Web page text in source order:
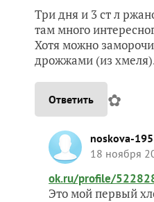
Три дня и 3 ст л
там много
Хотя можно
дрожжами (из
Ответить ✿
noskova-
18 ноября
ok.ru/profile/
Это мой первый